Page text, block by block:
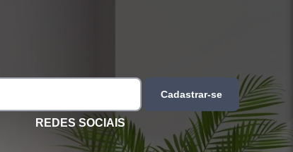
Cadastrar-se
REDES SOCIAIS